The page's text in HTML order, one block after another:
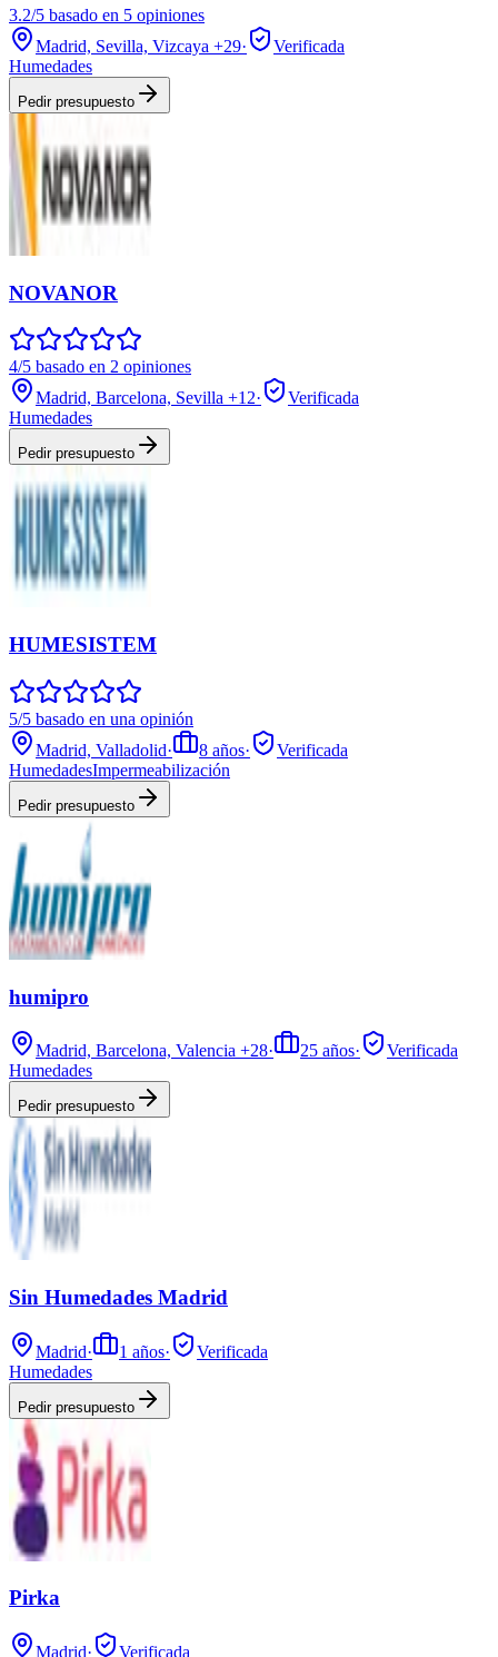
3.2/5 basado en 5 opiniones
Madrid, Sevilla, Vizcaya +29·
Verificada
Humedades
Pedir presupuesto
NOVANOR
4/5 basado en 2 opiniones
Madrid, Barcelona, Sevilla +12·
Verificada
Humedades
Pedir presupuesto
HUMESISTEM
5/5 basado en una opinión
Madrid, Valladolid· 8 años·
Verificada
HumedadesImpermeabilización
Pedir presupuesto
humipro
Madrid, Barcelona, Valencia +28· 25 años·
Verificada
Humedades
Pedir presupuesto
Sin Humedades Madrid
Madrid· 1 años·
Verificada
Humedades
Pedir presupuesto
Pirka
Madrid· Verificada